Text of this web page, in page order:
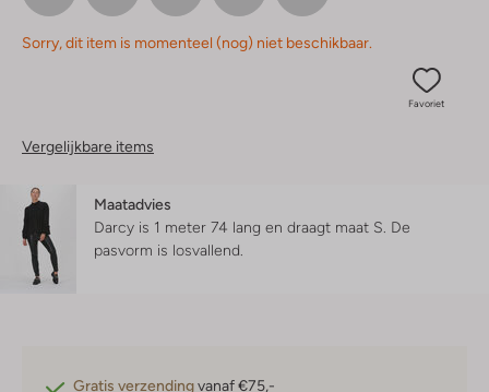
Sorry, dit item is momenteel (nog) niet beschikbaar.
Favoriet
Vergelijkbare items
Maatadvies
Darcy is 1 meter 74 lang en draagt maat S. De
pasvorm is losvallend
Gratis verzendingvanaf €75,-